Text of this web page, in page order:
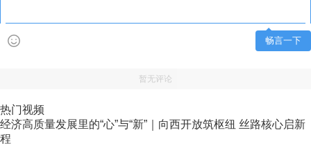
畅言一下
暂无评论
热门视频
经济高质量发展里的“心”与“新”｜向西开放筑枢纽 丝路核心启新
程